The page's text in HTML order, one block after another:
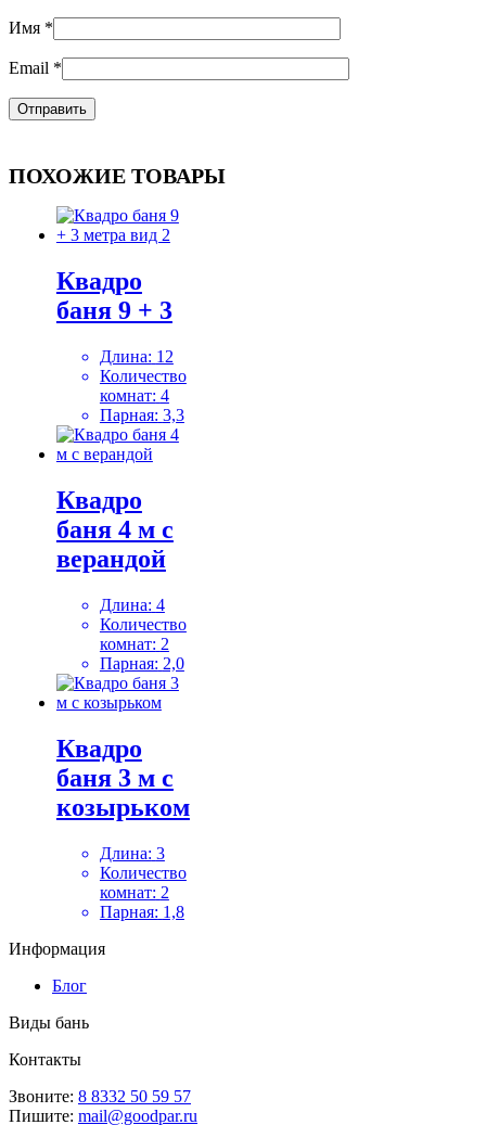
Имя *
Email *
ПОХОЖИЕ ТОВАРЫ
Квадро
баня 9 + 3
Длина: 12
Количество
комнат: 4
Парная: 3,3
Квадро
баня 4 м с
верандой
Длина: 4
Количество
комнат: 2
Парная: 2,0
Квадро
баня 3 м с
козырьком
Длина: 3
Количество
комнат: 2
Парная: 1,8
Информация
Блог
Виды бань
Контакты
Звоните: 8 8332 50 59 57
Пишите: mail@goodpar.ru